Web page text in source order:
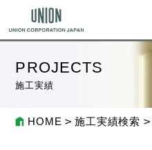
PROJECTS
施工実績
HOME 施工実績検索